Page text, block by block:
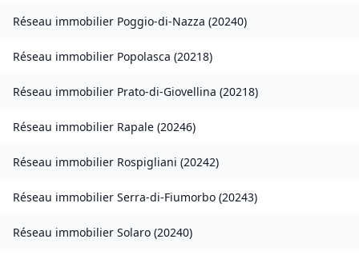
Réseau immobilier Poggio-di-Nazza (20240)
Réseau immobilier Popolasca (20218)
Réseau immobilier Prato-di-Giovellina (20218)
Réseau immobilier Rapale (20246)
Réseau immobilier Rospigliani (20242)
Réseau immobilier Serra-di-Fiumorbo (20243)
Réseau immobilier Solaro (20240)